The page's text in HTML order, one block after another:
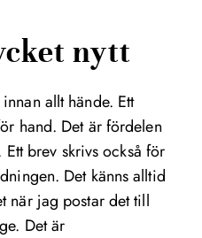
nytt
allt hände. Ett
hand. Det är fördelen
Ett brev skrivs också för
Det känns alltid
när jag postar det till
Det är